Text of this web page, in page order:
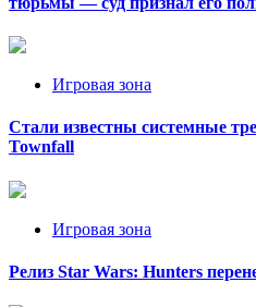
Игровая зона
Стали известны системные
Townfall
Игровая зона
Релиз Star Wars: Hunters